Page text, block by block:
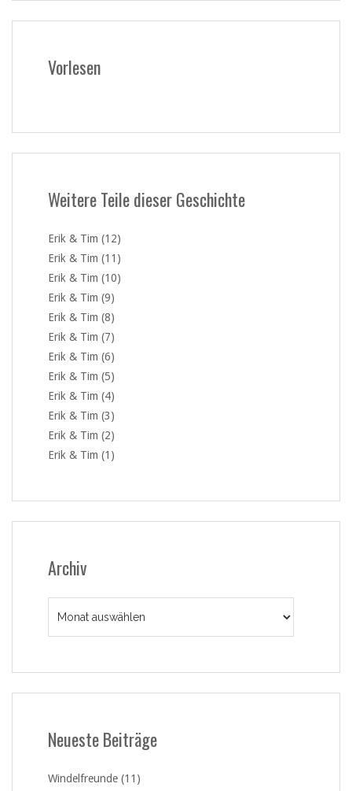
Vorlesen
Weitere Teile dieser Geschichte
Erik & Tim (12)
Erik & Tim (11)
Erik & Tim (10)
Erik & Tim (9)
Erik & Tim (8)
Erik & Tim (7)
Erik & Tim (6)
Erik & Tim (5)
Erik & Tim (4)
Erik & Tim (3)
Erik & Tim (2)
Erik & Tim (1)
Archiv
Neueste Beiträge
Windelfreunde (11)